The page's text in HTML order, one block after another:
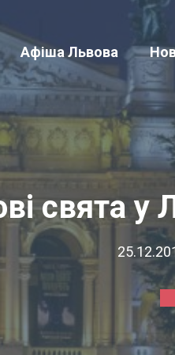
Афіша Львова
свята у